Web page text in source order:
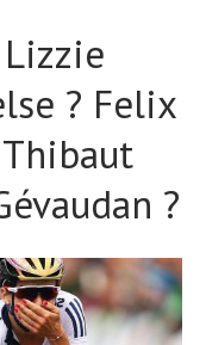
? Felix
?